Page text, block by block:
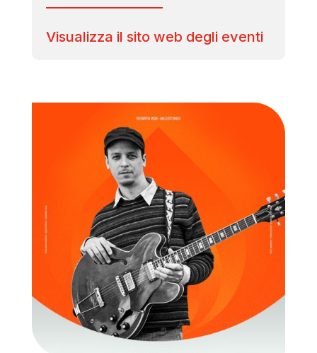
Visualizza il sito web degli eventi